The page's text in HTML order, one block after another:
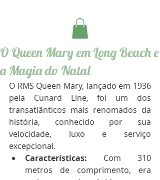
O Queen Mary em Long Beach e
a Magia do Natal
O RMS Queen Mary, lançado em 1936
pela Cunard Line, foi um dos
transatlânticos mais renomados da
história, conhecido por sua
velocidade, luxo e serviço
excepcional.
Características: Com 310
metros de comprimento, era